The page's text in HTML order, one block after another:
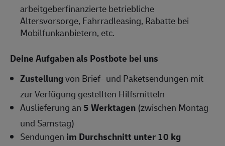
arbeitgeberfinanzierte betriebliche
Altersvorsorge, Fahrradleasing, Rabatte bei
Mobilfunkanbietern, etc.
Deine Aufgaben als Postbote bei uns
Zustellungvon Brief- und Paketsendungen mit
zur Verfügung gestellten Hilfsmitteln
Auslieferung an5 Werktagen (zwischen Montag
und Samstag)
Sendungen im Durchschnitt unter 10 kg